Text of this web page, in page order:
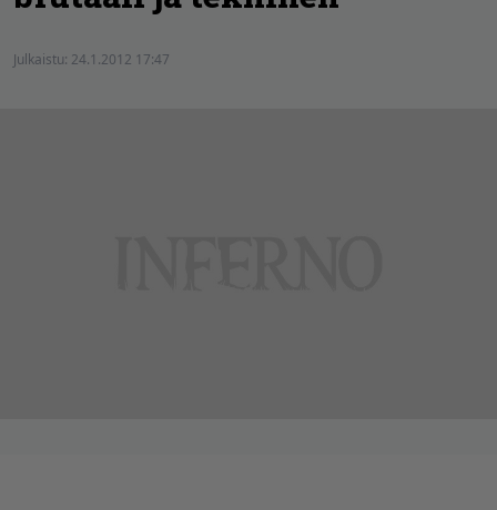
Julkaistu: 24.1.2012 17:47